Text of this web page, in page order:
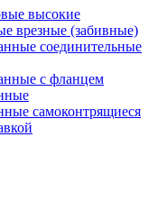
высокие
врезные (забивные)
соединительные
с фланцем
самоконтрящиеся